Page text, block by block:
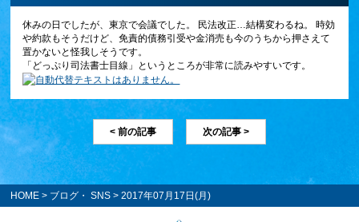
休みの日でしたが、東京で会議でした。 民法改正…結構変わるね。 時効
や約款もそうだけど、免責的債務引受や金消売も今のうちから押さえて
置かないと怪我しそうです。
「どっぷり司法書士目線」というところが非常に読みやすいです。
< 前の記事 次の記事 >
HOME > ブログ・ SNS > 2017年07月17日(月)